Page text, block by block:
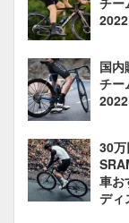
国内
チー
30万
車お
ディ